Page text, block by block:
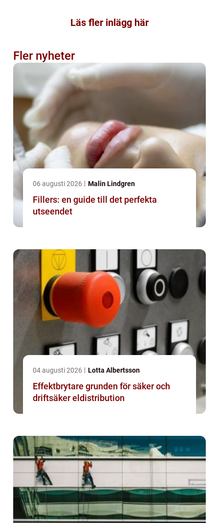
Läs fler inlägg här
Fler nyheter
06 augusti 2026 Malin Lindgren
Fillers: en guide till det perfekta
utseendet
04 augusti 2026 Lotta Albertsson
Effektbrytare grunden för säker och
driftsäker eldistribution